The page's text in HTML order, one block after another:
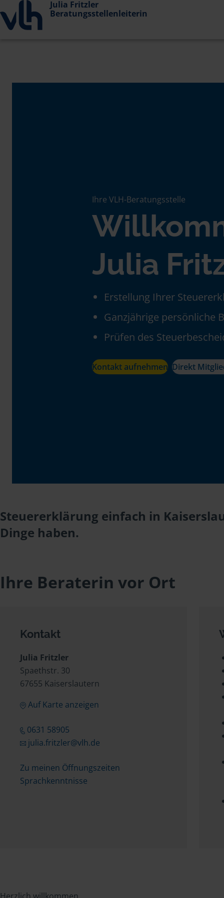
Julia Fritzler
Beratungsstellenleiterin
Ihre VLH-Beratungsstelle
Julia
Erstellung Ihrer
Ganzjährige persönliche
Prüfen des
Kontakt aufnehmen Direkt
Steuererklärung einfach in
Dinge haben.
Ihre Beraterin vor Ort
Kontakt
Julia Fritzler
Spaethstr. 30
67655 Kaiserslautern
Auf Karte anzeigen
0631 58905
julia.fritzler@vlh.de
Zu meinen Öffnungszeiten
Sprachkenntnisse